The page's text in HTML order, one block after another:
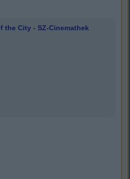
the City - SZ-Cinemathek